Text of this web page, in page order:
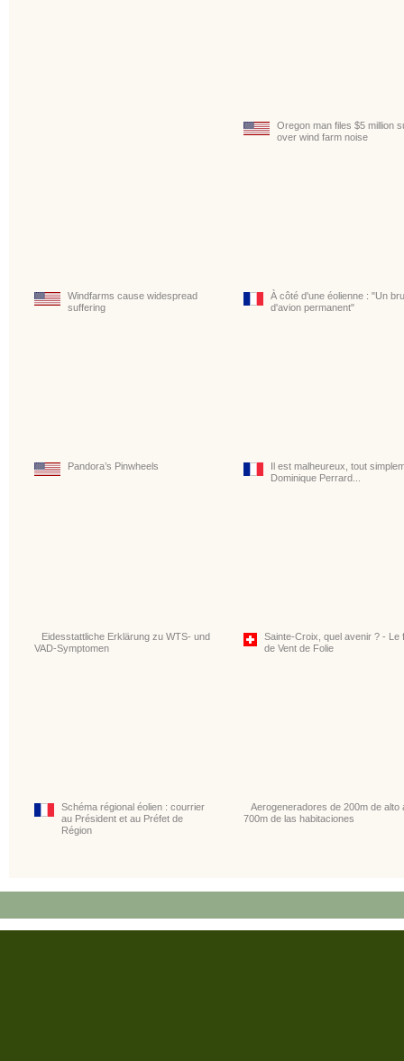
Oregon man files $5 million
over wind farm noise
Windfarms cause widespread
suffering
À côté d'une éolienne : "Un
d'avion permanent"
Pandora’s Pinwheels
Il est malheureux, tout
Dominique Perrard...
Eidesstattliche Erklärung zu WTS- und
VAD-Symptomen
Sainte-Croix, quel avenir ? - Le
de Vent de Folie
Schéma régional éolien : courrier
au Président et au Préfet de
Région
Aerogeneradores de 200m de alto
700m de las habitaciones